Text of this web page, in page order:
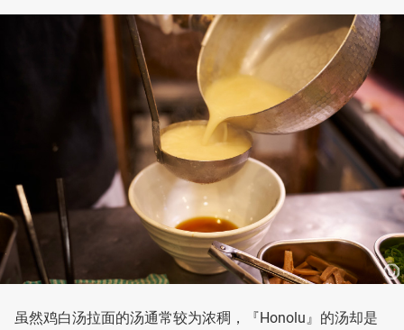
虽然鸡白汤拉面的汤通常较为浓稠，『Honolu』的汤却是